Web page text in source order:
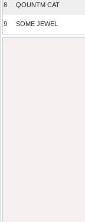
8 QOUNTM CAT
9 SOME JEWEL